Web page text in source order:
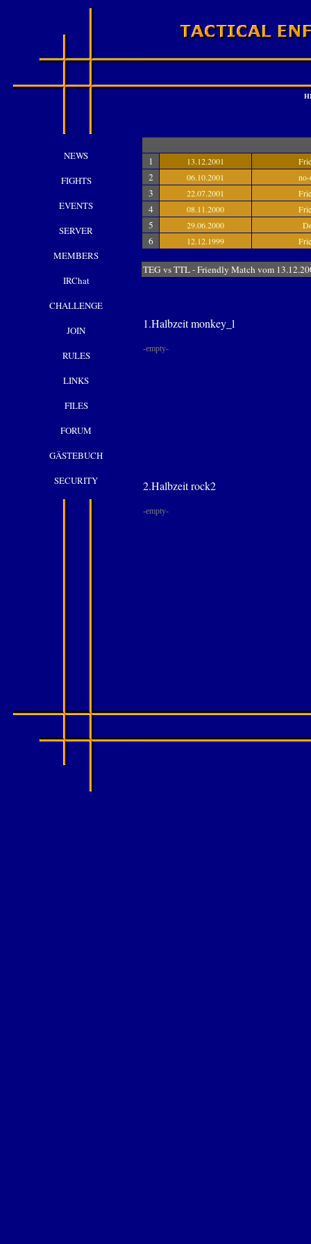
NEWS
FIGHTS
EVENTS
SERVER
MEMBERS
IRChat
CHALLENGE
JOIN
RULES
LINKS
FILES
FORUM
GÄSTEBUCH
SECURITY
1 13.12.2001
2 06.10.2001
3 22.07.2001
4 08.11.2000
5 29.06.2000
6 12.12.1999
TEG vs TTL - Friendly Match vom
1.Halbzeit monkey_l
-empty-
2.Halbzeit rock2
-empty-